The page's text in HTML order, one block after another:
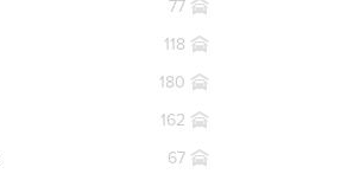
77
118
180
162
67